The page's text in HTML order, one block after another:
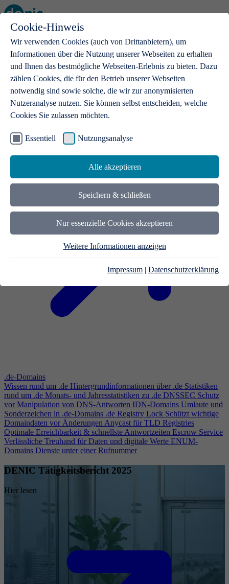
Cookie-Hinweis
Wir verwenden Cookies (auch von Drittanbietern), um
Informationen über die Nutzung unserer Webseiten zu erhalten
und Ihnen das bestmögliche Webseiten-Erlebnis zu bieten. Dazu
zählen Cookies, die für den Betrieb unserer Webseiten
notwendig sind sowie solche, die wir zur anonymisierten
Nutzeranalyse nutzen. Sie können selbst entscheiden, welche
Cookies Sie zulassen möchten.
Essentiell Nutzungsanalyse
Alle akzeptieren
Speichern & schließen
Nur essenzielle Cookies akzeptieren
Weitere Informationen anzeigen
Impressum | Datenschutzerklärung
Open main menu
.de-Domains
Mit einer .de-Domain erhalten Ideen eine Bühne
.de-Domains
Wissen rund um .de Hintergrundinformationen über .de Statistiken
rund um .de Monats- und Jahresstatistiken zu .de DNSSEC Schutz
vor Manipulation von DNS-Antworten IDN-Domains Umlaute und
Sonderzeichen in .de-Domains .de Registry Lock Schützt wichtige
Domaindaten vor ÄnderungenAnycast für TLD Registries
Optimale Erreichbarkeit & schnellste Antwortzeiten Escrow Service
Verlässliche Treuhand für Daten und digitale Werte ENUM-
Domains Dienste unter einer Rufnummer
DENIC Tätigkeitsbericht 2025
Hier lesen